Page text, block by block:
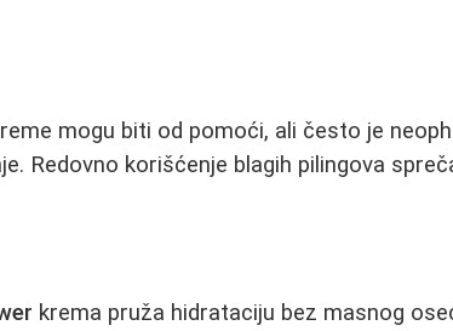
mogu biti od pomoći, ali često je
Redovno korišćenje blagih pilingova
krema pruža hidrataciju bez masnog